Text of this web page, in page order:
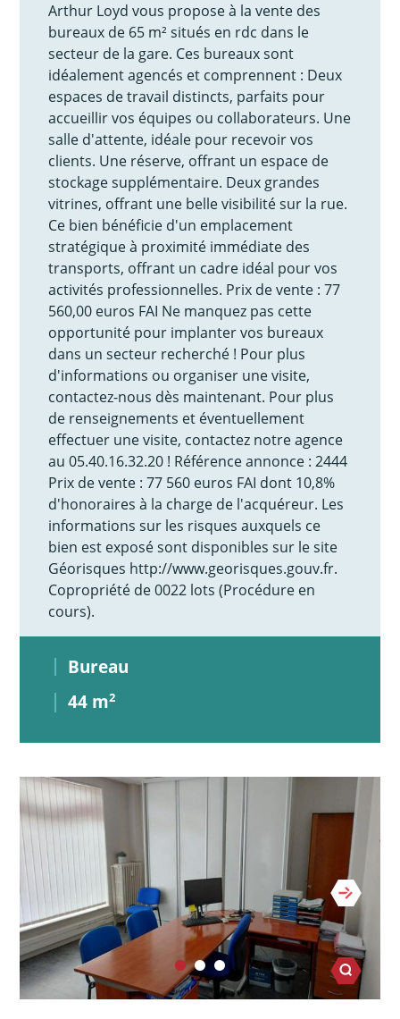
Arthur Loyd vous propose à la vente des
bureaux de 65 m² situés en rdc dans le
secteur de la gare. Ces bureaux sont
idéalement agencés et comprennent : Deux
espaces de travail distincts, parfaits pour
accueillir vos équipes ou collaborateurs. Une
salle d'attente, idéale pour recevoir vos
clients. Une réserve, offrant un espace de
stockage supplémentaire. Deux grandes
vitrines, offrant une belle visibilité sur la rue.
Ce bien bénéficie d'un emplacement
stratégique à proximité immédiate des
transports, offrant un cadre idéal pour vos
activités professionnelles. Prix de vente : 77
560,00 euros FAI Ne manquez pas cette
opportunité pour implanter vos bureaux
dans un secteur recherché ! Pour plus
d'informations ou organiser une visite,
contactez-nous dès maintenant. Pour plus
de renseignements et éventuellement
effectuer une visite, contactez notre agence
au 05.40.16.32.20 ! Référence annonce : 2444
Prix de vente : 77 560 euros FAI dont 10,8%
d'honoraires à la charge de l'acquéreur. Les
informations sur les risques auxquels ce
bien est exposé sont disponibles sur le site
Géorisques http://www.georisques.gouv.fr.
Copropriété de 0022 lots (Procédure en
cours).
Bureau
44 m2